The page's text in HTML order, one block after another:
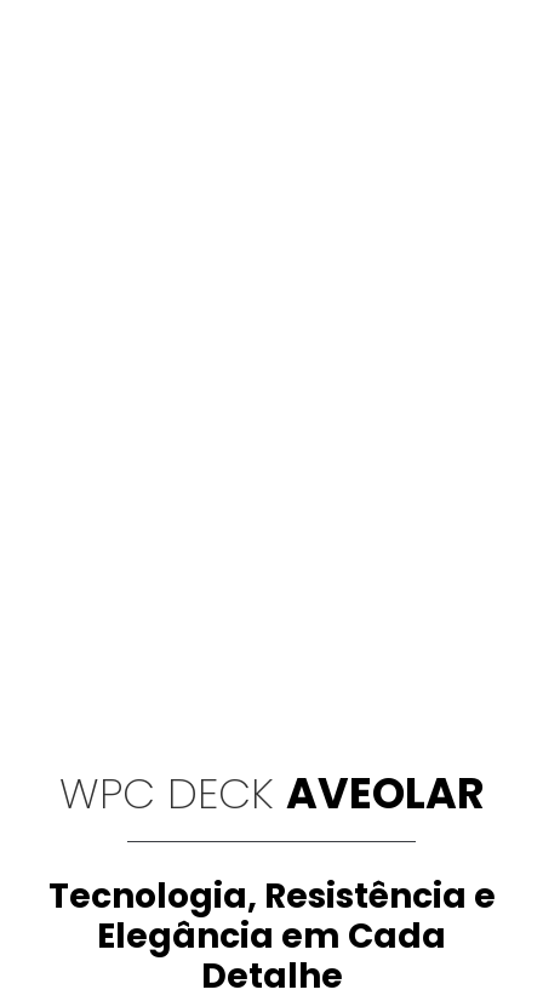
WPC DECK AVEOLAR
Tecnologia, Resistência e
Elegância em Cada
Detalhe